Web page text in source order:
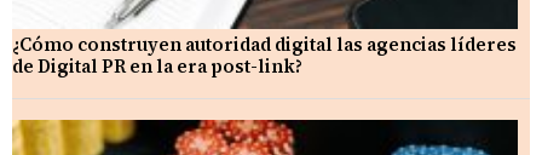
¿Cómo construyen autoridad digital las agencias líderes
de Digital PR en la era post-link?